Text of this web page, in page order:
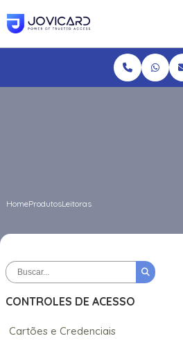
HomeProdutosLeitoras
CONTROLES DE ACESSO
Cartões e Credenciais